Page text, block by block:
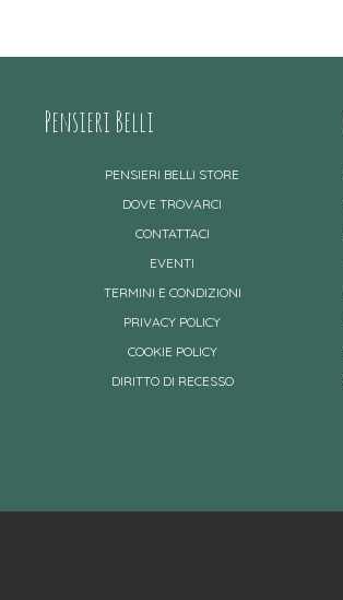
Pensieri Belli
PENSIERI BELLI STORE
DOVE TROVARCI
CONTATTACI
EVENTI
TERMINI E CONDIZIONI
PRIVACY POLICY
COOKIE POLICY
DIRITTO DI RECESSO